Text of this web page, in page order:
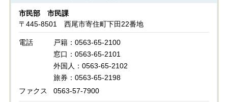
市民部 市民課
〒445-8501 西尾市寄住町下田22番地
電話
戸籍：0563-65-2100
窓口：0563-65-2101
外国人：0563-65-2102
旅券：0563-65-2198
ファクス
0563-57-7900